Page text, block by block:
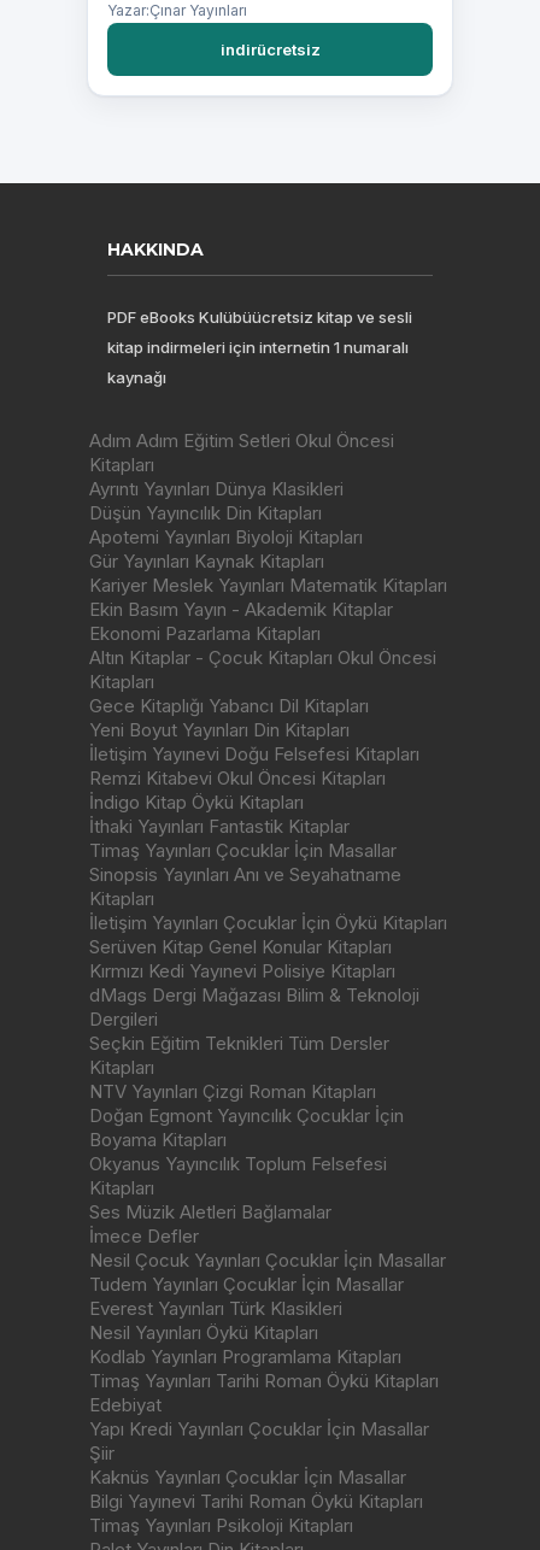
Yazar:Çınar Yayınları
indirücretsiz
HAKKINDA
PDF eBooks Kulübüücretsiz kitap ve sesli
kitap indirmeleri için internetin 1 numaralı
kaynağı
Adım Adım Eğitim Setleri Okul Öncesi
Kitapları
Ayrıntı Yayınları Dünya Klasikleri
Düşün Yayıncılık Din Kitapları
Apotemi Yayınları Biyoloji Kitapları
Gür Yayınları Kaynak Kitapları
Kariyer Meslek Yayınları Matematik Kitapları
Ekin Basım Yayın - Akademik Kitaplar
Ekonomi Pazarlama Kitapları
Altın Kitaplar - Çocuk Kitapları Okul Öncesi
Kitapları
Gece Kitaplığı Yabancı Dil Kitapları
Yeni Boyut Yayınları Din Kitapları
İletişim Yayınevi Doğu Felsefesi Kitapları
Remzi Kitabevi Okul Öncesi Kitapları
İndigo Kitap Öykü Kitapları
İthaki Yayınları Fantastik Kitaplar
Timaş Yayınları Çocuklar İçin Masallar
Sinopsis Yayınları Anı ve Seyahatname
Kitapları
İletişim Yayınları Çocuklar İçin Öykü Kitapları
Serüven Kitap Genel Konular Kitapları
Kırmızı Kedi Yayınevi Polisiye Kitapları
dMags Dergi Mağazası Bilim & Teknoloji
Dergileri
Seçkin Eğitim Teknikleri Tüm Dersler
Kitapları
NTV Yayınları Çizgi Roman Kitapları
Doğan Egmont Yayıncılık Çocuklar İçin
Boyama Kitapları
Okyanus Yayıncılık Toplum Felsefesi
Kitapları
Ses Müzik Aletleri Bağlamalar
İmece Defler
Nesil Çocuk Yayınları Çocuklar İçin Masallar
Tudem Yayınları Çocuklar İçin Masallar
Everest Yayınları Türk Klasikleri
Nesil Yayınları Öykü Kitapları
Kodlab Yayınları Programlama Kitapları
Timaş Yayınları Tarihi Roman Öykü Kitapları
Edebiyat
Yapı Kredi Yayınları Çocuklar İçin Masallar
Şiir
Kaknüs Yayınları Çocuklar İçin Masallar
Bilgi Yayınevi Tarihi Roman Öykü Kitapları
Timaş Yayınları Psikoloji Kitapları